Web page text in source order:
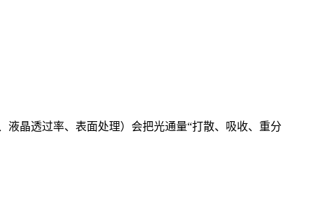
液晶透过率、表面处理）会把光通量“打散、吸收、重分